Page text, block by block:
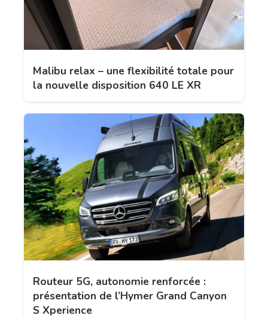
Malibu relax – une flexibilité totale pour
la nouvelle disposition 640 LE XR
Routeur 5G, autonomie renforcée :
présentation de l’Hymer Grand Canyon
S Xperience